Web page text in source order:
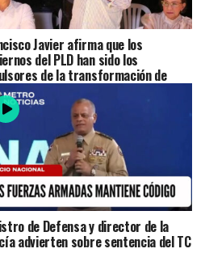
Javier afirma que los
del PLD han sido los
de la transformación de
Plata
de Defensa y director de la
advierten sobre sentencia del TC